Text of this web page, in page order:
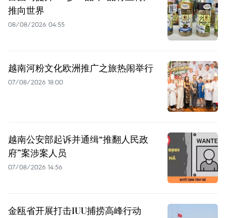
推向世界
08/08/2026 04:55
越南河粉文化欧洲推广之旅热闹举行
07/08/2026 18:00
越南公安部起诉并通缉“推翻人民政
府”案涉案人员
07/08/2026 14:56
金瓯省开展打击IUU捕捞高峰行动